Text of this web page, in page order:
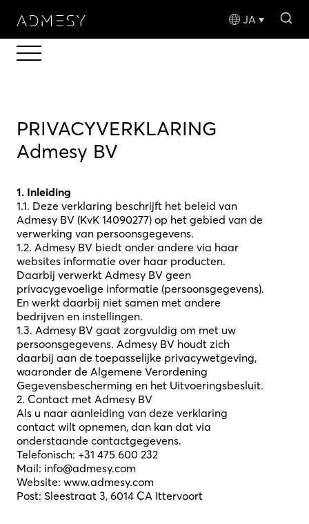
JA
PRIVACYVERKLARING
Admesy BV
1. Inleiding
1.1. Deze verklaring beschrijft het beleid van
Admesy BV (KvK 14090277) op het gebied van de
verwerking van persoonsgegevens.
1.2. Admesy BV biedt onder andere via haar
websites informatie over haar producten.
Daarbij verwerkt Admesy BV geen
privacygevoelige informatie (persoonsgegevens).
En werkt daarbij niet samen met andere
bedrijven en instellingen.
1.3. Admesy BV gaat zorgvuldig om met uw
persoonsgegevens. Admesy BV houdt zich
daarbij aan de toepasselijke privacywetgeving,
waaronder de Algemene Verordening
Gegevensbescherming en het Uitvoeringsbesluit.
2. Contact met Admesy BV
Als u naar aanleiding van deze verklaring
contact wilt opnemen, dan kan dat via
onderstaande contactgegevens.
Telefonisch: +31 475 600 232
Mail: info@admesy.com
Website: www.admesy.com
Post: Sleestraat 3, 6014 CA Ittervoort